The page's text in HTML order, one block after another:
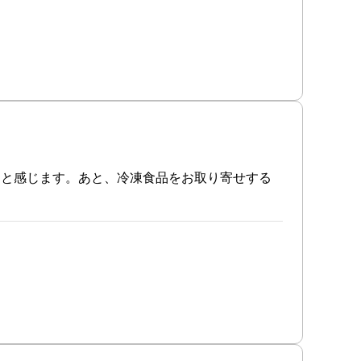
感じます。あと、冷凍食品をお取り寄せする